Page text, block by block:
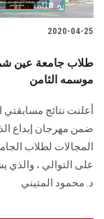
2020-04-25
طلاب جامعة عين
موسمه الثامن
أعلنت نتائج مسابقتي
ضمن مهرجان إبداع
المجالات لطلاب
على التوالي ،
د. محمود المتيني